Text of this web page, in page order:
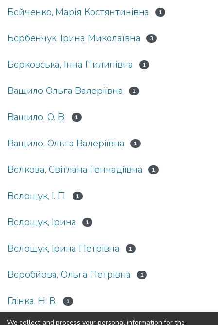
Бойченко, Марія Костянтинівна 1
Борбенчук, Ірина Миколаївна 3
Борковська, Інна Пилипівна 1
Ващило Ольга Валеріївна 1
Ващило, О. В. 1
Ващило, Ольга Валеріївна 1
Волкова, Світлана Геннадіївна 1
Волощук, І. П. 1
Волощук, Ірина 1
Волощук, Ірина Петрівна 1
Воробйова, Ольга Петрівна 1
Глінка, Н. В. 1
We collect and process your personal information for the